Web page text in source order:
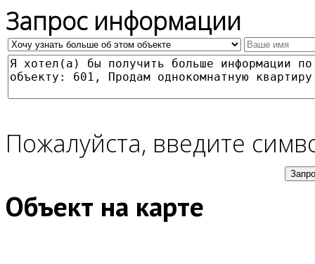
Запрос информации
Пожалуйста, введите
Объект на карте